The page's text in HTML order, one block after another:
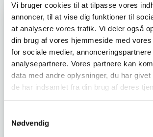
Vi bruger cookies til at tilpasse vores
annoncer, til at vise dig funktioner til
at analysere vores trafik. Vi deler også
din brug af vores hjemmeside med
for sociale medier, annonceringspartnere
analysepartnere. Vores partnere kan
data med andre oplysninger, du har
de har indsamlet fra din brug af deres
Nødvendig
Varighed :3 dage
Uddannelsesnummer :45369
DKLL nummer :3
Videndeling og læring for